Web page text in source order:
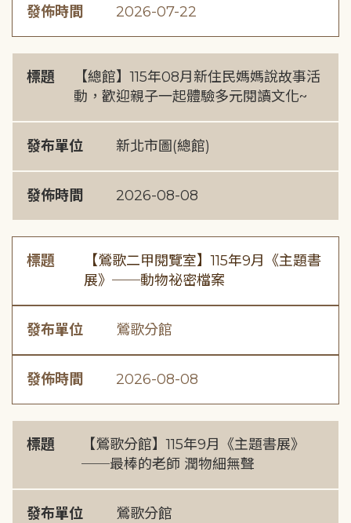
發佈時間 2026-07-22
標題
【總館】115年08月新住民媽媽說故事活
動，歡迎親子一起體驗多元閱讀文化~
發布單位 新北市圖(總館)
發佈時間 2026-08-08
標題
【鶯歌二甲閱覽室】115年9月《主題書
展》──動物祕密檔案
發布單位 鶯歌分館
發佈時間 2026-08-08
標題
【鶯歌分館】115年9月《主題書展》
──最棒的老師 潤物細無聲
發布單位 鶯歌分館